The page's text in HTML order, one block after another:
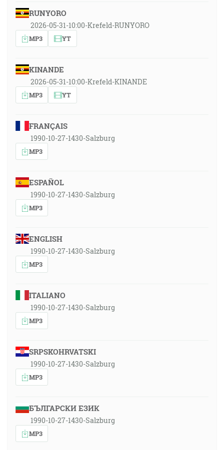
RUNYORO
2026-05-31-10:00-Krefeld-RUNYORO
MP3 YT
KINANDE
2026-05-31-10:00-Krefeld-KINANDE
MP3 YT
FRANÇAIS
1990-10-27-1430-Salzburg
MP3
ESPAÑOL
1990-10-27-1430-Salzburg
MP3
ENGLISH
1990-10-27-1430-Salzburg
MP3
ITALIANO
1990-10-27-1430-Salzburg
MP3
SRPSKOHRVATSKI
1990-10-27-1430-Salzburg
MP3
БЪЛГАРСКИ ЕЗИК
1990-10-27-1430-Salzburg
MP3